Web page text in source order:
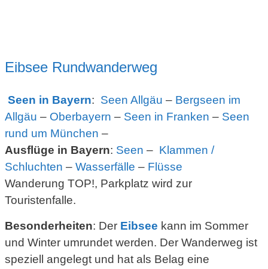
Eibsee Rundwanderweg
Seen in Bayern: Seen Allgäu – Bergseen im
Allgäu – Oberbayern – Seen in Franken – Seen
rund um München –
Ausflüge in Bayern: Seen – Klammen /
Schluchten – Wasserfälle – Flüsse
Wanderung TOP!, Parkplatz wird zur
Touristenfalle.
Besonderheiten: Der Eibsee kann im Sommer
und Winter umrundet werden. Der Wanderweg ist
speziell angelegt und hat als Belag eine